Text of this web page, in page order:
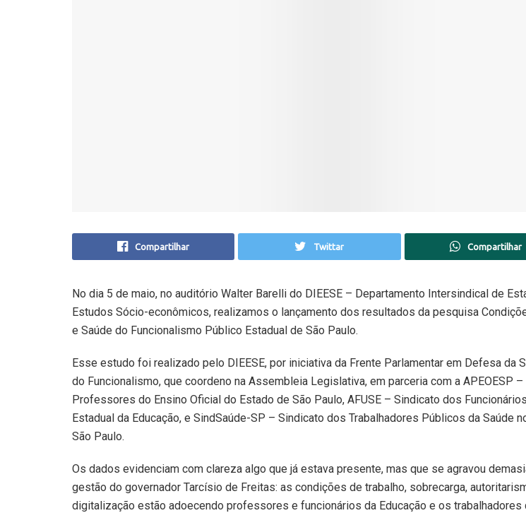
Compartilhar Twittar Compartilhar
No dia 5 de maio, no auditório Walter Barelli do DIEESE – Departamento Intersindical de
Estudos Sócio-econômicos, realizamos o lançamento dos resultados da pesquisa
e Saúde do Funcionalismo Público Estadual de São Paulo.
Esse estudo foi realizado pelo DIEESE, por iniciativa da Frente Parlamentar em Defesa da
do Funcionalismo, que coordeno na Assembleia Legislativa, em parceria com a APEOESP
Professores do Ensino Oficial do Estado de São Paulo, AFUSE – Sindicato dos
Estadual da Educação, e SindSaúde-SP – Sindicato dos Trabalhadores Públicos da Saúde
São Paulo.
Os dados evidenciam com clareza algo que já estava presente, mas que se agravou
gestão do governador Tarcísio de Freitas: as condições de trabalho, sobrecarga,
digitalização estão adoecendo professores e funcionários da Educação e os trabalhadores